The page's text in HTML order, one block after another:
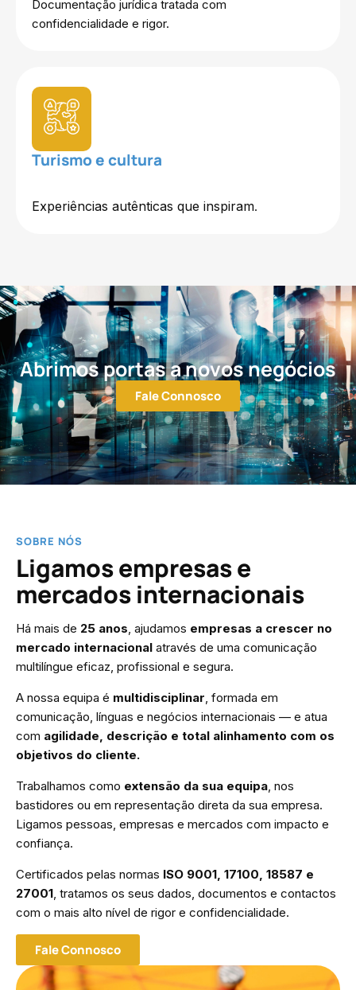
Documentação jurídica tratada com
confidencialidade e rigor.
Turismo e cultura
Experiências autênticas que inspiram.
Abrimos portas a novos negócios
Fale Connosco
SOBRE NÓS
Ligamos empresas e
mercados internacionais
Há mais de 25 anos , ajudamos empresas a crescer no
mercado internacional através de uma comunicação
multilíngue eficaz, profissional e segura.
A nossa equipa é multidisciplinar , formada em
comunicação, línguas e negócios internacionais — e atua
com agilidade, descrição e total alinhamento com os
objetivos do cliente.
Trabalhamos como extensão da sua equipa , nos
bastidores ou em representação direta da sua empresa.
Ligamos pessoas, empresas e mercados com impacto e
confiança.
Certificados pelas normas ISO 9001, 17100, 18587 e
27001 , tratamos os seus dados, documentos e contactos
com o mais alto nível de rigor e confidencialidade.
Fale Connosco